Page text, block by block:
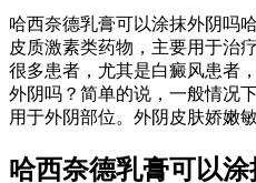
哈西奈德乳膏可以涂抹外阴吗
皮质激素类药物，主要用于治
很多患者，尤其是白癜风患者
外阴吗？简单的说，一般情况
用于外阴部位。外阴皮肤娇嫩敏
哈西奈德乳膏可以